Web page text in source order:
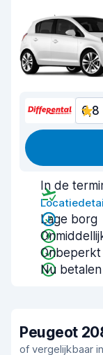
6,8
In de
Lage borg
Onbeperkt
Nu betalen
Peugeot
of vergelijkbaar